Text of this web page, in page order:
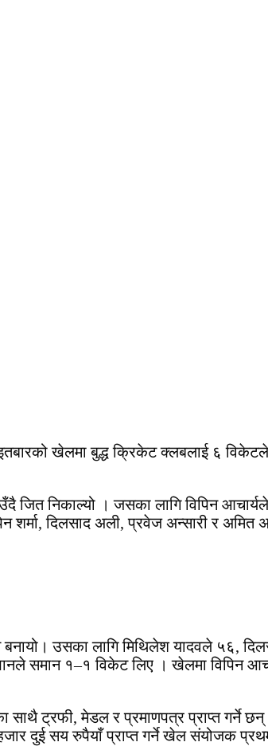
खेलमा बुद्ध क्रिकेट क्लबलाई ६ विकेटले
निकाल्यो । जसका लागि विपिन
दिलसाद अली, प्रवेज अन्सारी र अमित
उसका लागि मिथिलेश यादवले ५६,
समान १–१ विकेट लिए । खेलमा विपिन
साथै ट्रफी, मेडल र प्रमाणपत्र प्राप्त गर्ने
दुई सय रुपैयाँ प्राप्त गर्ने खेल संयोजक